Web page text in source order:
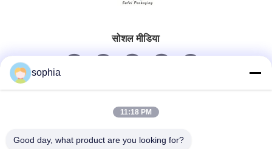
सोशल मीडिया
त्वरित संपर्क
sophia
11:18 PM
Good day, what product are you looking for?